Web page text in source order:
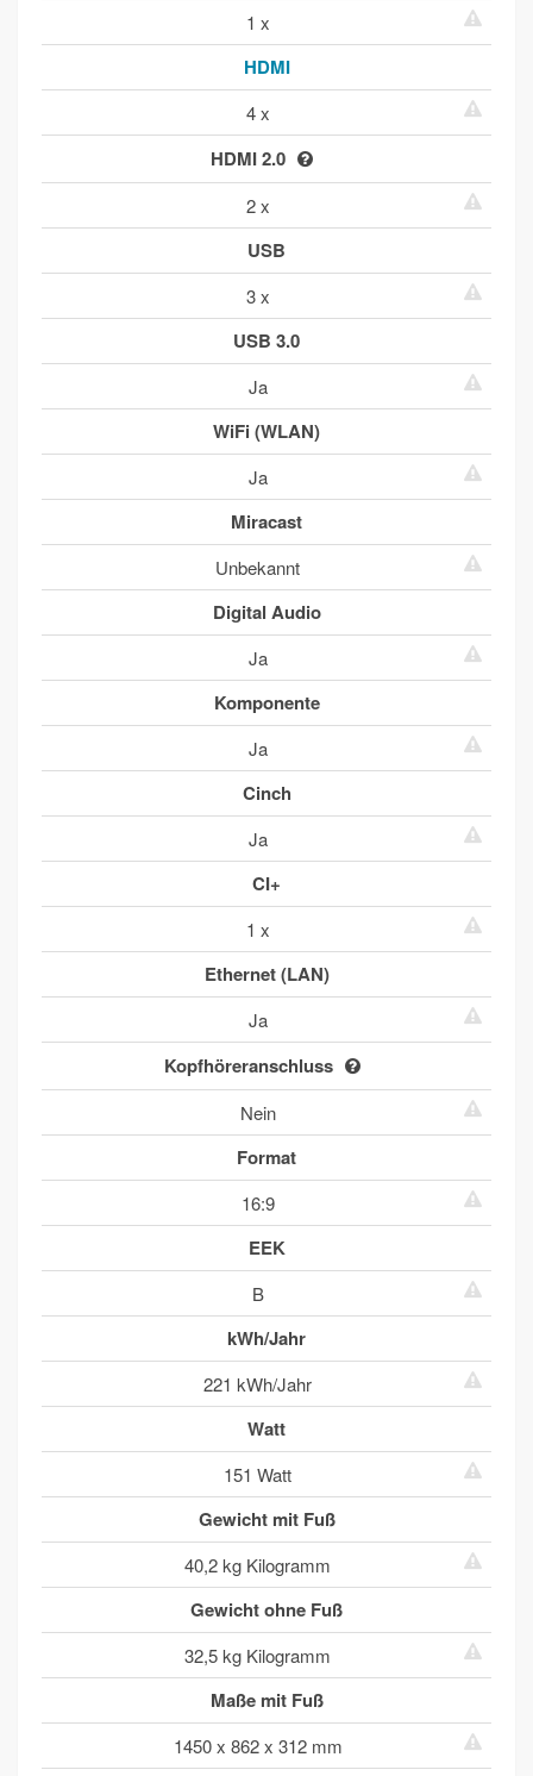
1 x
HDMI
4 x
HDMI 2.0
2 x
USB
3 x
USB 3.0
Ja
WiFi (WLAN)
Ja
Miracast
Unbekannt
Digital Audio
Ja
Komponente
Ja
Cinch
Ja
CI+
1 x
Ethernet (LAN)
Ja
Kopfhöreranschluss
Nein
Format
16:9
EEK
B
kWh/Jahr
221 kWh/Jahr
Watt
151 Watt
Gewicht mit Fuß
40,2 kg Kilogramm
Gewicht ohne Fuß
32,5 kg Kilogramm
Maße mit Fuß
1450 x 862 x 312 mm